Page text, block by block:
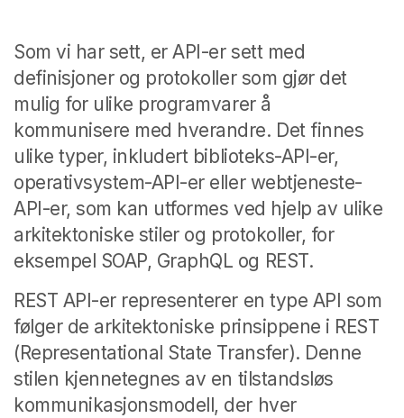
Som vi har sett, er API-er sett med
definisjoner og protokoller som gjør det
mulig for ulike programvarer å
kommunisere med hverandre. Det finnes
ulike typer, inkludert biblioteks-API-er,
operativsystem-API-er eller webtjeneste-
API-er, som kan utformes ved hjelp av ulike
arkitektoniske stiler og protokoller, for
eksempel SOAP, GraphQL og REST.
REST API-er representerer en type API som
følger de arkitektoniske prinsippene i REST
(Representational State Transfer). Denne
stilen kjennetegnes av en tilstandsløs
kommunikasjonsmodell, der hver